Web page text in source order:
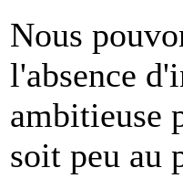
Nous
l'absence
ambitieuse
soit peu au